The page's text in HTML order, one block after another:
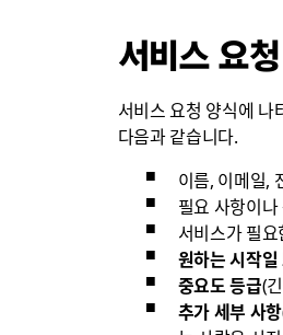
서비스 요
서비스 요청 양식에
다음과 같습니다.
이름, 이메일,
필요 사항이
서비스가 필요
원하는시작일
중요도 등급(
추가 세부 사항